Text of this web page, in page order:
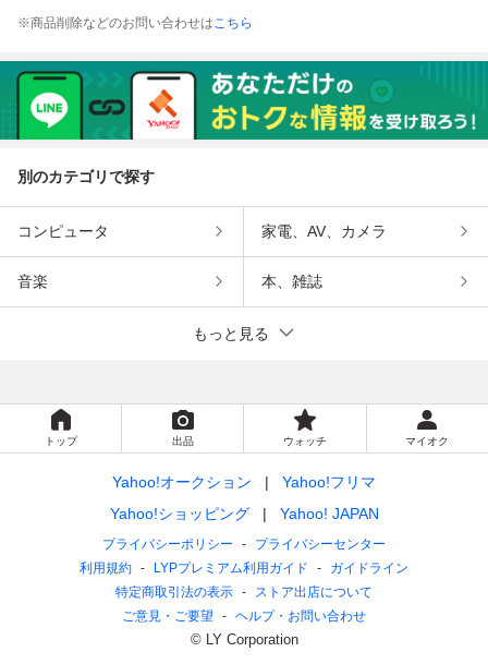
※商品削除などのお問い合わせはこちら
別のカテゴリで探す
コンピュータ 家電、AV、カメラ
音楽 本、雑誌
もっと見る
トップ 出品 ウォッチ マイオク
Yahoo!オークション
Yahoo!フリマ
Yahoo!ショッピング
Yahoo! JAPAN
プライバシーポリシー
プライバシーセンター
利用規約
LYPプレミアム利用ガイド
ガイドライン
特定商取引法の表示
ストア出店について
ご意見・ご要望
ヘルプ・お問い合わせ
© LY Corporation